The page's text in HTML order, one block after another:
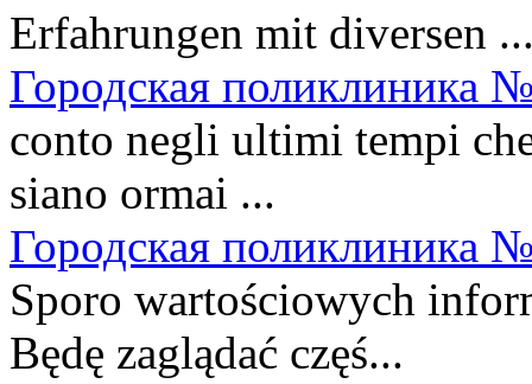
Erfahrungen mit diversen
Городская поликлиника
conto negli ultimi tempi
siano ormai ...
Городская поликлиника
Sporo wartościowych
Będę zaglądać częś...